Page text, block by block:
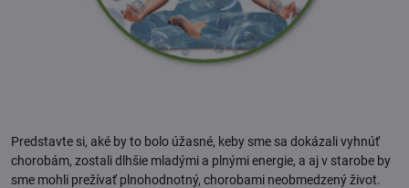
Predstavte si, aké by to bolo úžasné, keby sme sa dokázali vyhnúť
chorobám, zostali dlhšie mladými a plnými energie, a aj v starobe by
sme mohli prežívať plnohodnotný, chorobami neobmedzený život.